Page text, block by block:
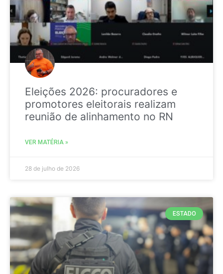
Eleições 2026: procuradores e
promotores eleitorais realizam
reunião de alinhamento no RN
VER MATÉRIA »
28 de julho de 2026
ESTADO